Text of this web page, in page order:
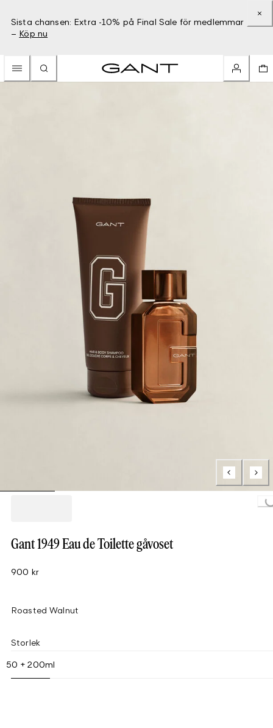
Sista chansen: Extra -10% på Final Sale för medlemmar
– Köp nu
Gant 1949 Eau de Toilette gåvoset
900 kr
Roasted Walnut
Storlek
50 + 200ml